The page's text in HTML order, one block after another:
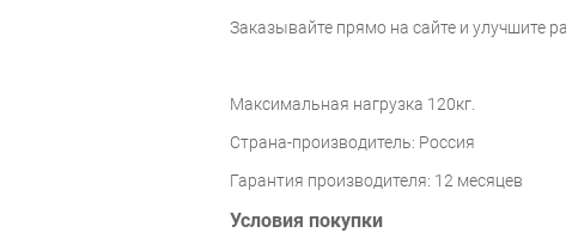
Заказывайте прямо на сайте и улучшите
Максимальная нагрузка 120кг.
Страна-производитель: Россия
Гарантия производителя: 12 месяцев
Условия покупки